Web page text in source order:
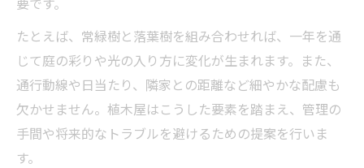
植木屋選びが左右する柏原市の庭の完成度
柏原市で人気の植木屋サービスと施工の特
徴
天王寺区で植木屋が提案する費用の見極め方
植木屋への依頼費用を天王寺区で見極める
たとえば、常緑樹と落葉樹を組み合わせれば、一年を通
じて庭の彩りや光の入り方に変化が生まれます。また、
通行動線や日当たり、隣家との距離など細やかな配慮も
欠かせません。植木屋はこうした要素を踏まえ、管理の
手間や将来的なトラブルを避けるための提案を行いま
す。